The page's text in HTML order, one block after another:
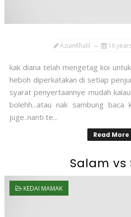
AzianKhalil 16
kak diana telah mengetag koi
heboh diperkatakan di setiap
syarat penyertaannye mudah
bolehh...atau nak sambung
juge..nanti te...
Read More
Salam vs
KEDAI MAMAK